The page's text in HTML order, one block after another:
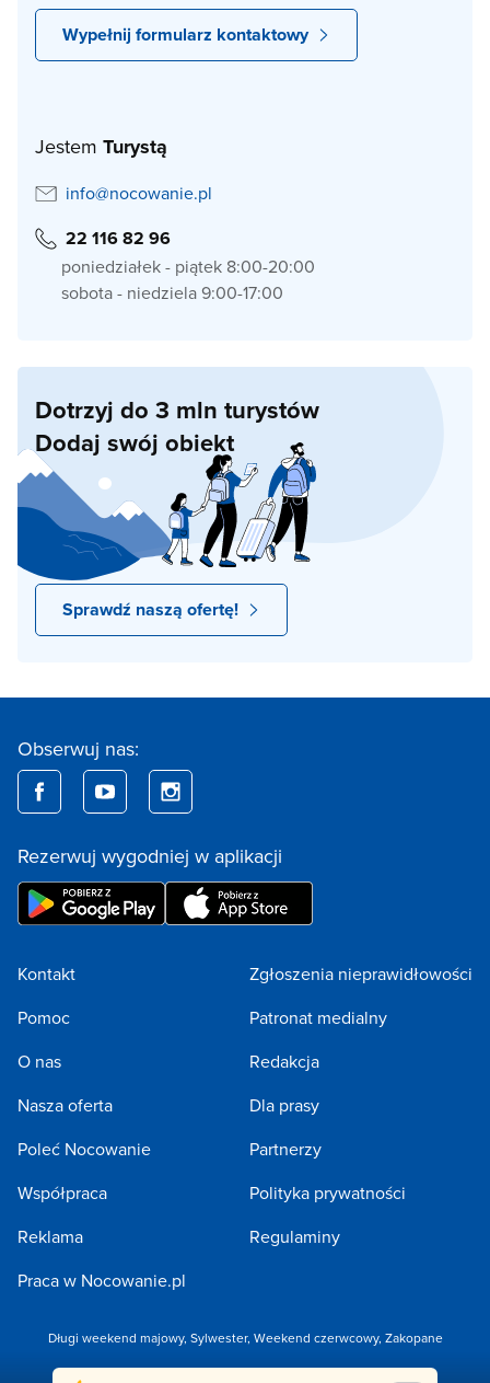
Wypełnij formularz kontaktowy
Jestem Turystą
info@nocowanie.pl
22 116 82 96
poniedziałek - piątek 8:00-20:00
sobota - niedziela 9:00-17:00
Dotrzyj do 3 mln turystów
Dodaj swój obiekt
Sprawdź naszą ofertę!
Obserwuj nas:
Rezerwuj wygodniej w aplikacji
Kontakt
Pomoc
O nas
Nasza oferta
Poleć Nocowanie
Współpraca
Reklama
Praca w Nocowanie.pl
Zgłoszenia nieprawidłowości
Patronat medialny
Redakcja
Dla prasy
Partnerzy
Polityka prywatności
Regulaminy
Długi weekend majowy, Sylwester, Weekend czerwcowy, Zakopane